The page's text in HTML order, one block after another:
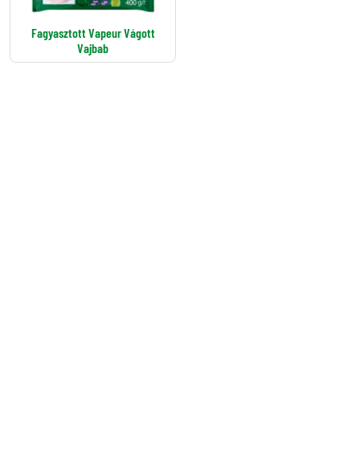
Fagyasztott Vapeur Vágott
Vajbab